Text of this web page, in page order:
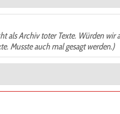
Archiv toter Texte. Würden
Musste auch mal gesagt werden.)